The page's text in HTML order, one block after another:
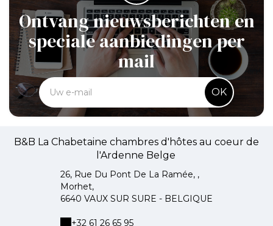
Ontvang nieuwsberichten en
speciale aanbiedingen per
mail
OK
B&B La Chabetaine chambres d'hôtes au coeur de
l'Ardenne Belge
26, Rue Du Pont De La Ramée, ,
Morhet,
6640 VAUX SUR SURE - BELGIQUE
+32 61 26 65 95